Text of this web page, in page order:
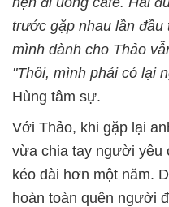
trước gặp nhau lần đầu
mình dành cho Thảo
"Thôi, mình phải có lại
Hùng tâm sự.
Với Thảo, khi gặp lại
vừa chia tay người yêu
kéo dài hơn một năm.
hoàn toàn quên người